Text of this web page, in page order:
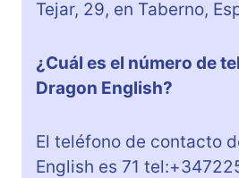
Tejar, 29, en Taberno,
¿Cuál es el número de
Dragon English?
El teléfono de contacto
English es 71